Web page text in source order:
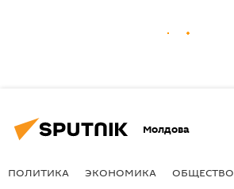
Молдова
ПОЛИТИКА ЭКОНОМИКА ОБЩЕСТВО